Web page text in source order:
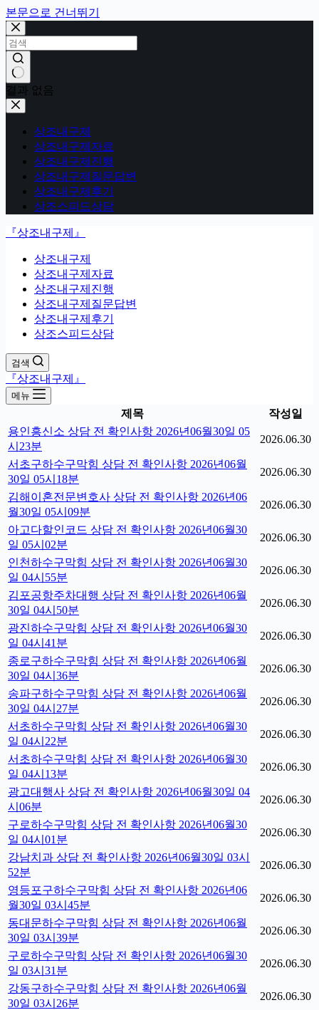
본문으로 건너뛰기
결과 없음
상조내구제
상조내구제자료
상조내구제진행
상조내구제질문답변
상조내구제후기
상조스피드상담
『상조내구제』
상조내구제
상조내구제자료
상조내구제진행
상조내구제질문답변
상조내구제후기
상조스피드상담
검색
『상조내구제』
메뉴
제목
작성일
용인흥신소 상담 전 확인사항 2026년06월30일 05
시23분
2026.06.30
서초구하수구막힘 상담 전 확인사항 2026년06월
30일 05시18분
2026.06.30
김해이혼전문변호사 상담 전 확인사항 2026년06
월30일 05시09분
2026.06.30
아고다할인코드 상담 전 확인사항 2026년06월30
일 05시02분
2026.06.30
인천하수구막힘 상담 전 확인사항 2026년06월30
일 04시55분
2026.06.30
김포공항주차대행 상담 전 확인사항 2026년06월
30일 04시50분
2026.06.30
광진하수구막힘 상담 전 확인사항 2026년06월30
일 04시41분
2026.06.30
종로구하수구막힘 상담 전 확인사항 2026년06월
30일 04시36분
2026.06.30
송파구하수구막힘 상담 전 확인사항 2026년06월
30일 04시27분
2026.06.30
서초하수구막힘 상담 전 확인사항 2026년06월30
일 04시22분
2026.06.30
서초하수구막힘 상담 전 확인사항 2026년06월30
일 04시13분
2026.06.30
광고대행사 상담 전 확인사항 2026년06월30일 04
시06분
2026.06.30
구로하수구막힘 상담 전 확인사항 2026년06월30
일 04시01분
2026.06.30
강남치과 상담 전 확인사항 2026년06월30일 03시
52분
2026.06.30
영등포구하수구막힘 상담 전 확인사항 2026년06
월30일 03시45분
2026.06.30
동대문하수구막힘 상담 전 확인사항 2026년06월
30일 03시39분
2026.06.30
구로하수구막힘 상담 전 확인사항 2026년06월30
일 03시31분
2026.06.30
강동구하수구막힘 상담 전 확인사항 2026년06월
30일 03시26분
2026.06.30